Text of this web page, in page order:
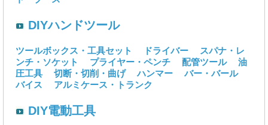
DIYハンドツール
ツールボックス・工具セット ドライバー
スパナ・レ
ンチ・ソケット
プライヤー・ペンチ 配管ツール
油
圧工具
切断・切削・曲げ ハンマー
バー・バール
バイス
アルミケース・トランク
DIY電動工具